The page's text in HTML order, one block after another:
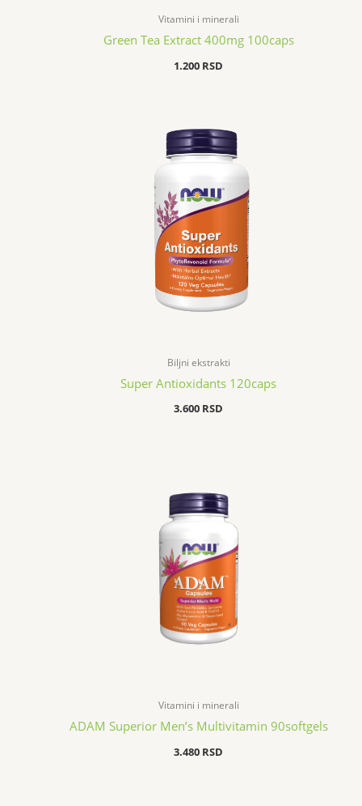
Vitamini i minerali
Green Tea Extract 400mg 100caps
1.200 RSD
Biljni ekstrakti
Super Antioxidants 120caps
3.600 RSD
Vitamini i minerali
ADAM Superior Men’s Multivitamin 90softgels
3.480 RSD